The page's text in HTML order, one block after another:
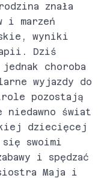
znała
i marzeń
wyniki
Dziś
choroba
wyjazdy do
pozostają
świat
dziecięcej
swoimi
i spędzać
Maja i